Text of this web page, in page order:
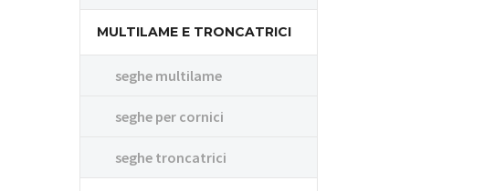
MULTILAME E TRONCATRICI
seghe multilame
seghe per cornici
seghe troncatrici